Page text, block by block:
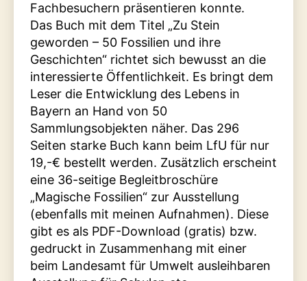
Fachbesuchern präsentieren konnte.
Das Buch mit dem Titel „Zu Stein
geworden – 50 Fossilien und ihre
Geschichten“ richtet sich bewusst an die
interessierte Öffentlichkeit. Es bringt dem
Leser die Entwicklung des Lebens in
Bayern an Hand von 50
Sammlungsobjekten näher. Das 296
Seiten starke Buch kann beim LfU für nur
19,-€ bestellt werden. Zusätzlich erscheint
eine 36-seitige Begleitbroschüre
„Magische Fossilien“ zur Ausstellung
(ebenfalls mit meinen Aufnahmen). Diese
gibt es als PDF-Download (gratis) bzw.
gedruckt in Zusammenhang mit einer
beim Landesamt für Umwelt ausleihbaren